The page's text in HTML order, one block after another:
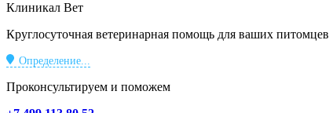
Клиникал Вет
Круглосуточная ветеринарная помощь для ваших питомцев
Определение...
Проконсультируем и поможем